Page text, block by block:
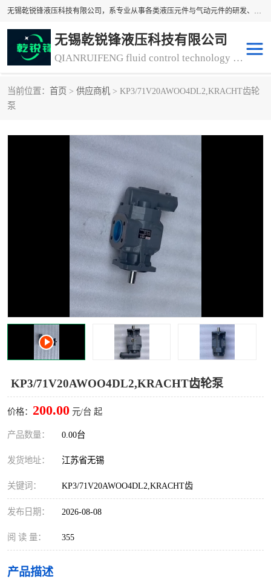
无锡乾锐锋液压科技有限公司，系专业从事各类液压元件与气动元件的研发、生产和销售业务为一体的生产型齿轮泵厂家、液压齿轮泵厂家。主要生产销售风冷式冷却器、液压油风冷却器，冷却器厂家直销、齿轮泵型号、齿轮泵厂家排名详情可来电咨询！
无锡乾锐锋液压科技有限公司
QIANRUIFENG fluid control technology co. LTD
当前位置： 首页 > 供应商机 > KP3/71V20AWOO4DL2,KRACHT齿轮
泵
KP3/71V20AWOO4DL2,KRACHT齿轮泵
价格： 200.00 元/台 起
产品数量： 0.00台
发货地址： 江苏省无锡
关键词： KP3/71V20AWOO4DL2,KRACHT齿
发布日期： 2026-08-08
阅 读 量： 355
产品描述
冷却器厂家直销 过滤器